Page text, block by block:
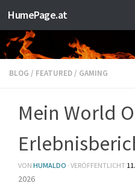
Zum Inhalt springen
HumePage.at
BLOG / FEATURED / GAMING
Mein World
VON HUMALDO · VERÖFFENTLICHT
2026